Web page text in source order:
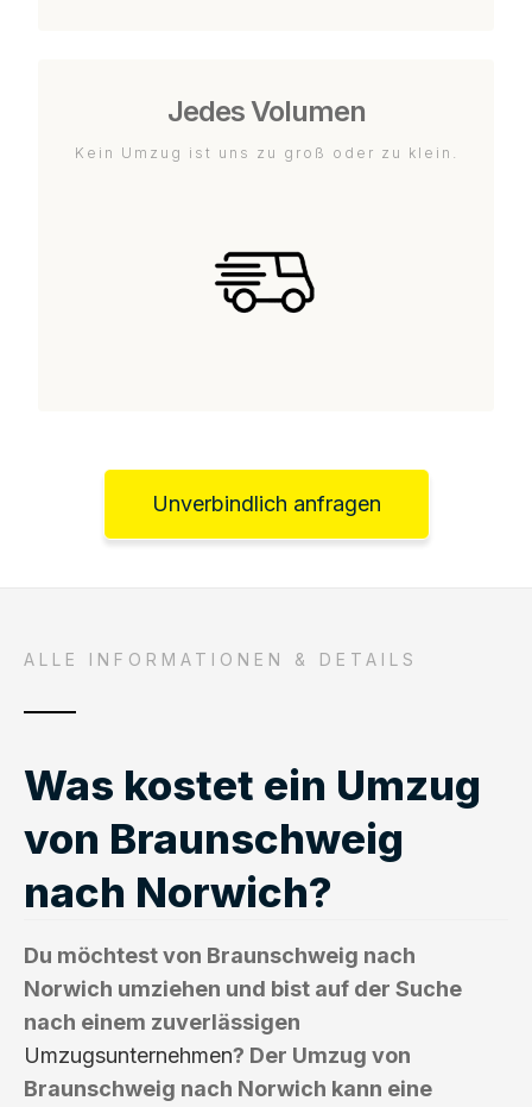
Jedes Volumen
Kein Umzug ist uns zu groß oder zu klein.
Unverbindlich anfragen
ALLE INFORMATIONEN & DETAILS
Was kostet ein Umzug
von Braunschweig
nach Norwich?
Du möchtest von Braunschweig nach
Norwich umziehen und bist auf der Suche
nach einem zuverlässigen
Umzugsunternehmen? Der Umzug von
Braunschweig nach Norwich kann eine